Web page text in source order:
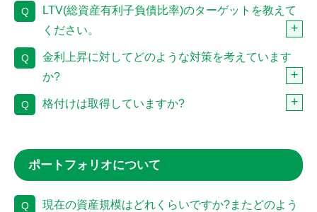
Q
LTV(総資産有利子負債比率)のターゲットを教えて
ください。
Q
金利上昇に対してどのような対策を考えています
か?
Q 格付けは取得していますか?
ポートフォリオについて
Q
現在の資産規模はどれくらいですか?またどのよう